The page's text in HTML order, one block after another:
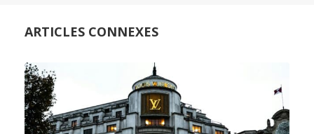
ARTICLES CONNEXES